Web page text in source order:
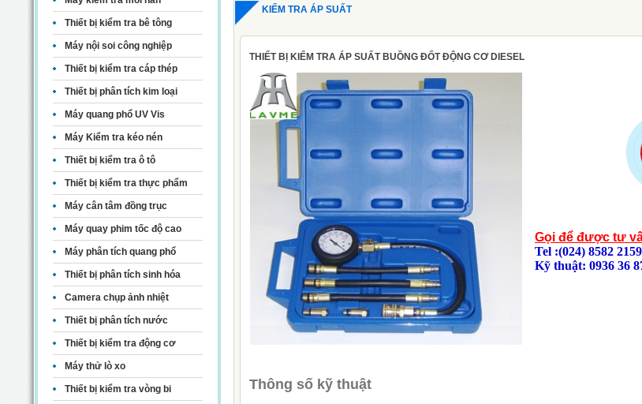
Thiết bị kiểm tra bê tông
Máy nội soi công nghiệp
Thiết bị kiểm tra cáp thép
Thiết bị phân tích kim loại
Máy quang phổ UV Vis
Máy Kiểm tra kéo nén
Thiết bị kiểm tra ô tô
Thiết bị kiểm tra thực phẩm
Máy cân tâm đồng trục
Máy quay phim tốc độ cao
Máy phân tích quang phổ
Thiết bị phân tích sinh hóa
Camera chụp ảnh nhiệt
Thiết bị phân tích nước
Thiết bị kiểm tra động cơ
Máy thử lò xo
Thiết bị kiểm tra vòng bi
KIỂM TRA ÁP SUẤT
THIẾT BỊ KIỂM TRA ÁP SUẤT BUỒNG ĐỐT ĐỘNG CƠ DIESEL
Gọi để được tư
Tel :(024) 8582 2159
Kỹ thuật: 0936 36
Thông số kỹ thuật